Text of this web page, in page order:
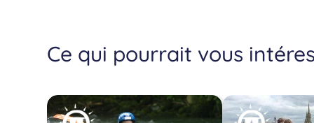
Ce qui pourrait vous